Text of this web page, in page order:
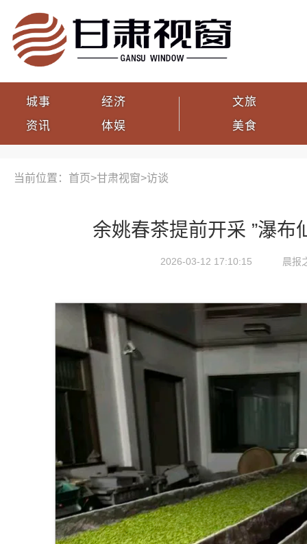
城事
资讯
经济
体娱
文旅
美食
当前位置：首页>甘肃视窗>访谈
余姚春茶提前开采 ”瀑布
2026-03-12 17:10:15 晨报